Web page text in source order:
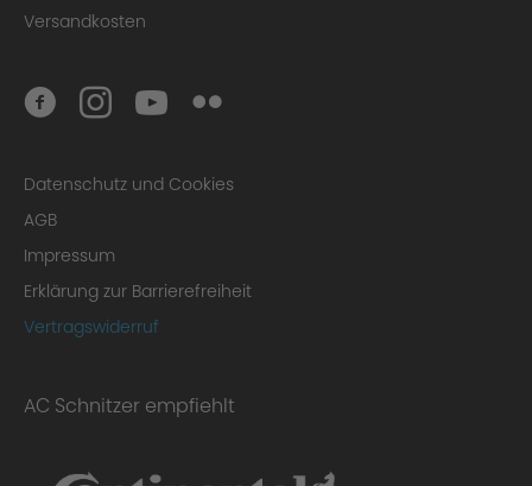
Versandkosten
Datenschutz und Cookies
AGB
Impressum
Erklärung zur Barrierefreiheit
Vertragswiderruf
AC Schnitzer empfiehlt